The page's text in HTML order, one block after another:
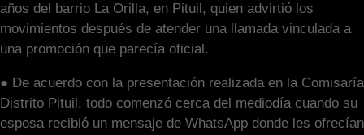
años del barrio La Orilla, en Pituil, quien advirtió los
movimientos después de atender una llamada vinculada a
una promoción que parecía oficial.
● De acuerdo con la presentación realizada en la Comisaría
Distrito Pituil, todo comenzó cerca del mediodía cuando su
esposa recibió un mensaje de WhatsApp donde les ofrecían